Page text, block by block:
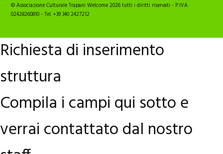
© Associazione Culturale Trapani Welcome 2026 tutti i diritti riservati - P.IVA
02428260810 - Tel. +39 340 2427212
Richiesta di inserimento
struttura
Compila i campi qui sotto e
verrai contattato dal nostro